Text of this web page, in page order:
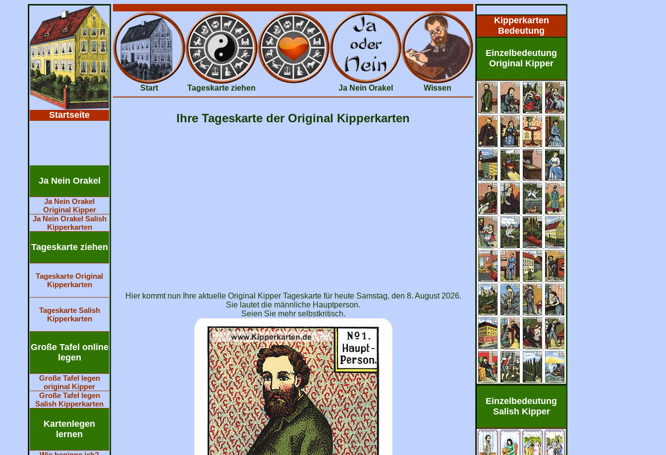
Startseite
Ja Nein Orakel
Ja Nein Orakel
Original Kipper
Ja Nein Orakel Salish
Kipperkarten
Tageskarte ziehen
Tageskarte Original
Kipperkarten
Tageskarte Salish
Kipperkarten
Große Tafel online
legen
Große Tafel legen
original Kipper
Große Tafel legen
Salish Kipperkarten
Kartenlegen
lernen
Start Tageskarte ziehen Ja Nein Orakel Wissen
Ihre Tageskarte der Original Kipperkarten
Hier kommt nun Ihre aktuelle Original Kipper Tageskarte für heute Samstag, den 8. August 2026.
Sie lautet die männliche Hauptperson.
Seien Sie mehr selbstkritisch.
Kipperkarten
Bedeutung
Einzelbedeutung
Original Kipper
Einzelbedeutung
Salish Kipper